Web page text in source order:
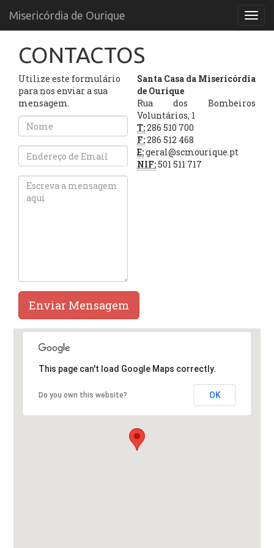
Menu
Misericórdia de Ourique
CONTACTOS
Utilize este formulário
para nos enviar a sua
mensagem.
Enviar Mensagem
Santa Casa da Misericórdia
de Ourique
Rua dos Bombeiros
Voluntários, 1
T:286 510 700
F:286 512 468
E:geral@scmourique.pt
NIF:501 511 717
This page can't load Google Maps correctly.
Do you own this website? OK